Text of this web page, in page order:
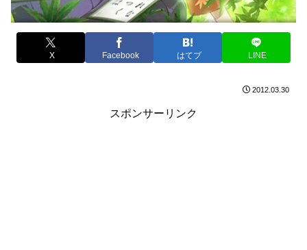
X Facebook はてブ LINE
2012.03.30
スポンサーリンク